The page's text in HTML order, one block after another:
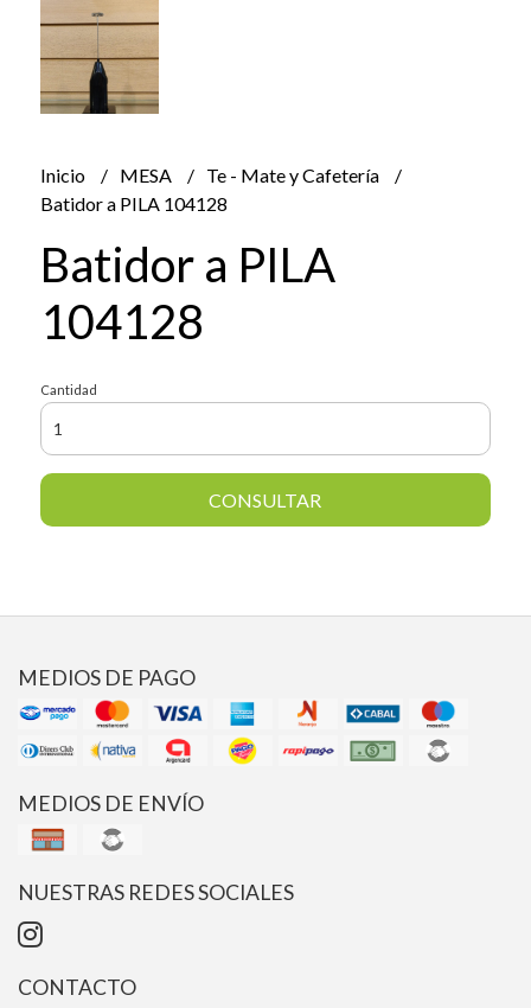
Inicio MESA
Te - Mate y Cafetería
Batidor a PILA 104128
Batidor a PILA
104128
Cantidad
CONSULTAR
MEDIOS DE PAGO
MEDIOS DE ENVÍO
NUESTRAS REDES SOCIALES
CONTACTO